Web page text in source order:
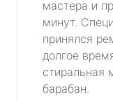
мастера и
минут.
принялся
долгое
стиральная
барабан.